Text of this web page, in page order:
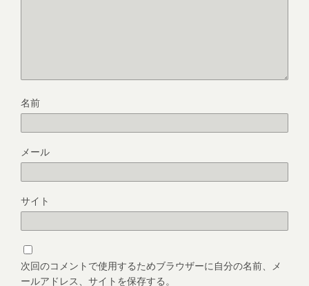
名前
メール
サイト
次回のコメントで使用するためブラウザーに自分の名前、メ
ールアドレス、サイトを保存する。